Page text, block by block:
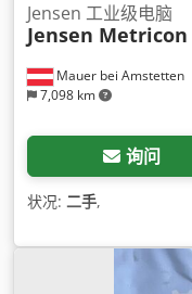
Mauer bei Amstetten
7,098 km
Jensen 工业级电脑
Jensen Metricon
询问
状况: 二手,